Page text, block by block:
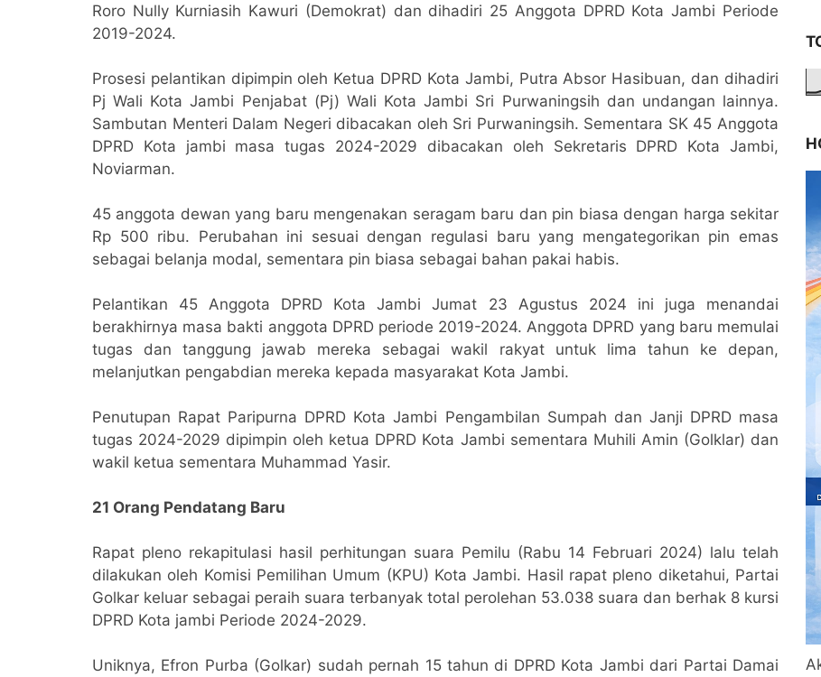
Roro Nully Kurniasih Kawuri (Demokrat) dan dihadiri 25 Anggota DPRD Kota Jambi Periode
2019-2024.
Prosesi pelantikan dipimpin oleh Ketua DPRD Kota Jambi, Putra Absor Hasibuan, dan dihadiri
Pj Wali Kota Jambi Penjabat (Pj) Wali Kota Jambi Sri Purwaningsih dan undangan lainnya.
Sambutan Menteri Dalam Negeri dibacakan oleh Sri Purwaningsih. Sementara SK 45 Anggota
DPRD Kota jambi masa tugas 2024-2029 dibacakan oleh Sekretaris DPRD Kota Jambi,
Noviarman.
45 anggota dewan yang baru mengenakan seragam baru dan pin biasa dengan harga sekitar
Rp 500 ribu. Perubahan ini sesuai dengan regulasi baru yang mengategorikan pin emas
sebagai belanja modal, sementara pin biasa sebagai bahan pakai habis.
Pelantikan 45 Anggota DPRD Kota Jambi Jumat 23 Agustus 2024 ini juga menandai
berakhirnya masa bakti anggota DPRD periode 2019-2024. Anggota DPRD yang baru memulai
tugas dan tanggung jawab mereka sebagai wakil rakyat untuk lima tahun ke depan,
melanjutkan pengabdian mereka kepada masyarakat Kota Jambi.
Penutupan Rapat Paripurna DPRD Kota Jambi Pengambilan Sumpah dan Janji DPRD masa
tugas 2024-2029 dipimpin oleh ketua DPRD Kota Jambi sementara Muhili Amin (Golklar) dan
wakil ketua sementara Muhammad Yasir.
21 Orang Pendatang Baru
Rapat pleno rekapitulasi hasil perhitungan suara Pemilu (Rabu 14 Februari 2024) lalu telah
dilakukan oleh Komisi Pemilihan Umum (KPU) Kota Jambi. Hasil rapat pleno diketahui, Partai
Golkar keluar sebagai peraih suara terbanyak total perolehan 53.038 suara dan berhak 8 kursi
DPRD Kota jambi Periode 2024-2029.
Uniknya, Efron Purba (Golkar) sudah pernah 15 tahun di DPRD Kota Jambi dari Partai Damai